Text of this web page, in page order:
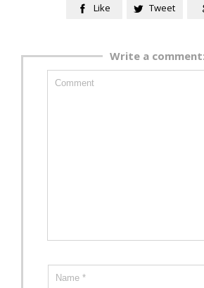
 Like  Tweet
Write a comment: